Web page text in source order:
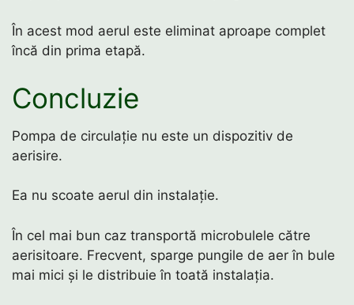
În acest mod aerul este eliminat aproape complet
încă din prima etapă.
Concluzie
Pompa de circulație nu este un dispozitiv de
aerisire.
Ea nu scoate aerul din instalație.
În cel mai bun caz transportă microbulele către
aerisitoare. Frecvent, sparge pungile de aer în bule
mai mici și le distribuie în toată instalația.